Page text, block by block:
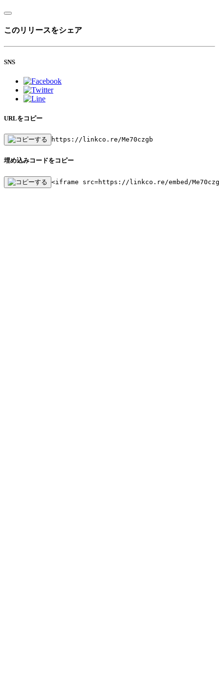
このリリースをシェア
SNS
URLをコピー
https://linkco.re/Me70czgb
埋め込みコードをコピー
<iframe src=https://linkco.re/embed/